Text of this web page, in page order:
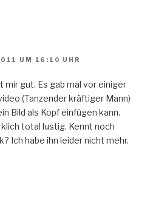
UM 16:10 UHR
mir gut. Es gab mal vor einiger
(Tanzender kräftiger Mann)
Bild als Kopf einfügen kann.
total lustig. Kennt noch
Ich habe ihn leider nicht mehr.